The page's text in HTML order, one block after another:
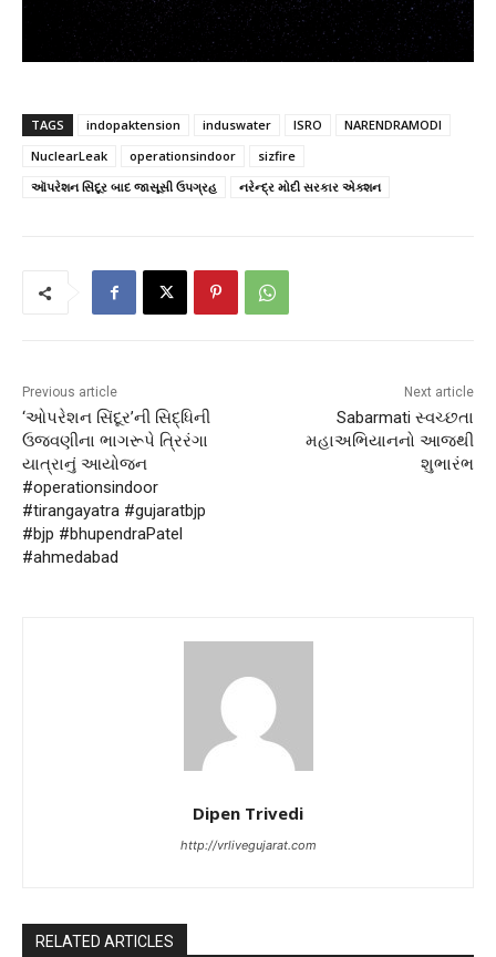
TAGS indopaktension induswater ISRO
NARENDRAMODI
NuclearLeak
operationsindoor
sizfire
ઑપરેશન સિંદૂર બાદ જાસૂસી ઉપગ્રહ
નરેન્દ્ર મોદી સરકાર એક્શન
Previous article
‘ઓપરેશન સિંદૂર’ની સિદ્ધિની
ઉજવણીના ભાગરૂપે ત્રિરંગા
યાત્રાનું આયોજન
#operationsindoor
#tirangayatra #gujaratbjp
#bjp #bhupendraPatel
#ahmedabad
Next article
Sabarmati સ્વચ્છતા
મહાઅભિયાનનો આજથી
શુભારંભ
Dipen Trivedi
http://vrlivegujarat.com
RELATED ARTICLES